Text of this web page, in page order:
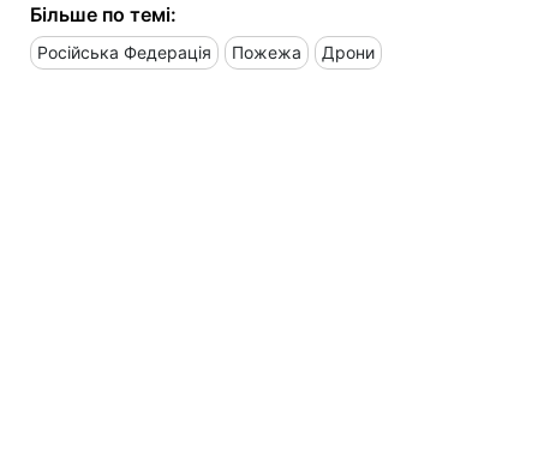
Більше по темі:
Російська Федерація Пожежа Дрони